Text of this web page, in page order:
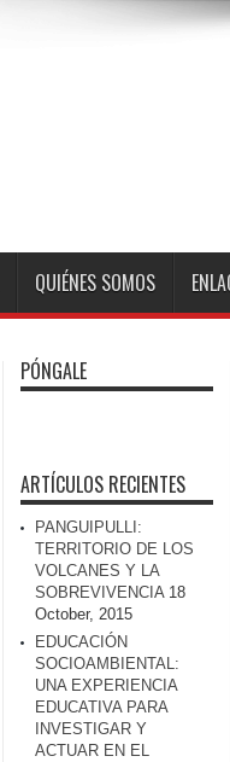
QUIÉNES SOMOS
PÓNGALE
ARTÍCULOS RECIENTES
PANGUIPULLI:
TERRITORIO DE LOS
VOLCANES Y LA
SOBREVIVENCIA 18
October, 2015
EDUCACIÓN
SOCIOAMBIENTAL:
UNA EXPERIENCIA
EDUCATIVA PARA
INVESTIGAR Y
ACTUAR EN EL